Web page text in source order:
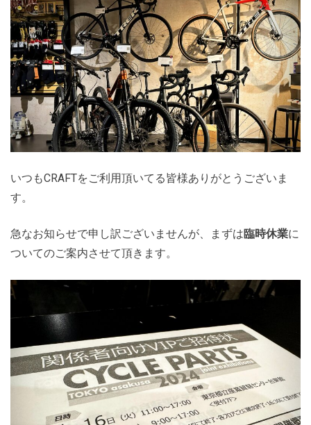
いつもCRAFTをご利用頂いてる皆様ありがとうございま
す。
急なお知らせで申し訳ございませんが、まずは臨時休業に
ついてのご案内させて頂きます。